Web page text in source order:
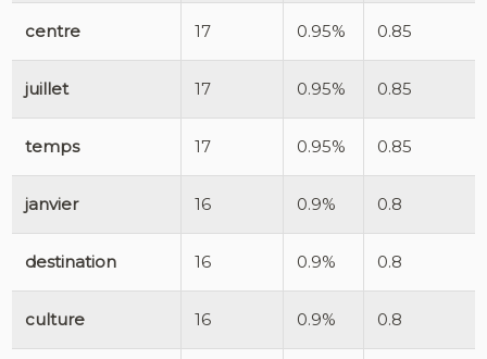
centre 17 0.95% 0.85
juillet 17 0.95% 0.85
temps 17 0.95% 0.85
janvier 16 0.9% 0.8
destination 16 0.9% 0.8
culture 16 0.9% 0.8